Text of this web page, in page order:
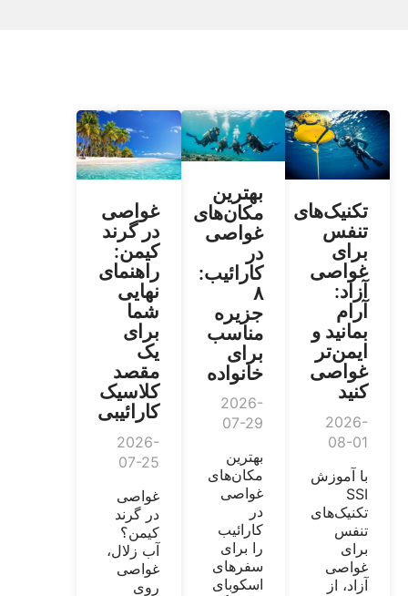
تکنیک‌های
تنفس
برای
غواصی
آزاد:
آرام
بمانید و
ایمن‌تر
غواصی
کنید
2026-
08-01
با آموزش
SSI
تکنیک‌های
تنفس
برای
غواصی
آزاد، از
بهترین
مکان‌های
غواصی
در
کارائیب:
۸
جزیره
مناسب
برای
خانواده
2026-
07-29
بهترین
مکان‌های
غواصی
در
کارائیب
را برای
سفرهای
اسکوبای
غواصی
در گرند
کیمن:
راهنمای
نهایی
شما
برای
یک
مقصد
کلاسیک
کارائیبی
2026-
07-25
غواصی
در گرند
کیمن؟
آب زلال،
غواصی
روی